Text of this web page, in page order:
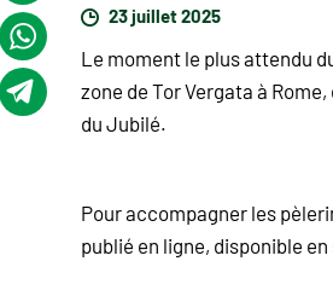
23 juillet 2025
Le moment le plus attendu
zone de Tor Vergata à
du Jubilé.
Pour accompagner les
publié en ligne, disponible